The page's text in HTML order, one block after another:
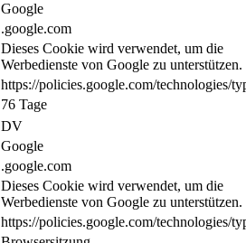
Google
.google.com
Dieses Cookie wird verwendet, um die
Werbedienste von Google zu unterstützen.
https://policies.google.com/technologies/
76 Tage
DV
Google
.google.com
Dieses Cookie wird verwendet, um die
Werbedienste von Google zu unterstützen.
https://policies.google.com/technologies/